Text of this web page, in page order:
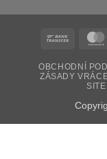
Bank
OBCHODNÍ
ZÁSADY